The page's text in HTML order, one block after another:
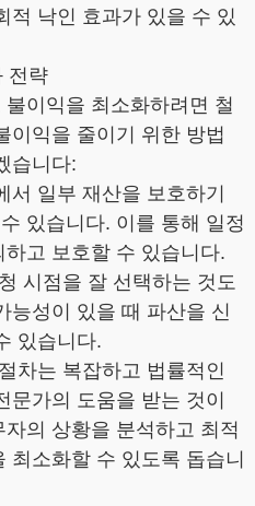
적 낙인 효과가 있을 수 있
전략
이익을 최소화하려면 철
이익을 줄이기 위한 방법
습니다:
일부 재산을 보호하기
있습니다. 이를 통해 일정
고 보호할 수 있습니다.
시점을 잘 선택하는 것도
능성이 있을 때 파산을 신
있습니다.
차는 복잡하고 법률적인
가의 도움을 받는 것이
의 상황을 분석하고 최적
최소화할 수 있도록 돕습니